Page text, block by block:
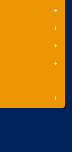
+
+
+
+
+